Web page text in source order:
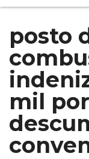
posto
mil por